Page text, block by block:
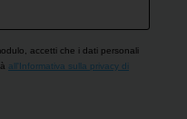
accetti che i dati personali
all'Informativa sulla privacy di